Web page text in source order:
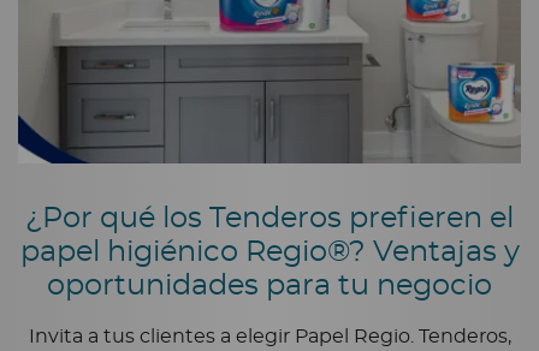
¿Por qué los Tenderos prefieren el
papel higiénico Regio®? Ventajas y
oportunidades para tu negocio
Invita a tus clientes a elegir Papel Regio. Tenderos,